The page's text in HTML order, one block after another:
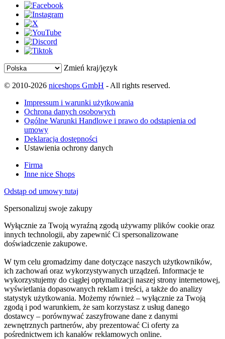
Zmień kraj/język
© 2010-2026 niceshops GmbH - All rights reserved.
Impressum i warunki użytkowania
Ochrona danych osobowych
Ogólne Warunki Handlowe i prawo do odstąpienia od
umowy
Deklaracja dostępności
Ustawienia ochrony danych
Firma
Inne nice Shops
Odstąp od umowy tutaj
Spersonalizuj swoje zakupy
Wyłącznie za Twoją wyraźną zgodą używamy plików cookie oraz
innych technologii, aby zapewnić Ci spersonalizowane
doświadczenie zakupowe.
W tym celu gromadzimy dane dotyczące naszych użytkowników,
ich zachowań oraz wykorzystywanych urządzeń. Informacje te
wykorzystujemy do ciągłej optymalizacji naszej strony internetowej,
wyświetlania dopasowanych reklam i treści, a także do analizy
statystyk użytkowania. Możemy również – wyłącznie za Twoją
zgodą i pod warunkiem, że sam korzystasz z usług danego
dostawcy – porównywać zaszyfrowane dane z danymi
zewnętrznych partnerów, aby prezentować Ci oferty za
pośrednictwem ich kanałów reklamowych online.